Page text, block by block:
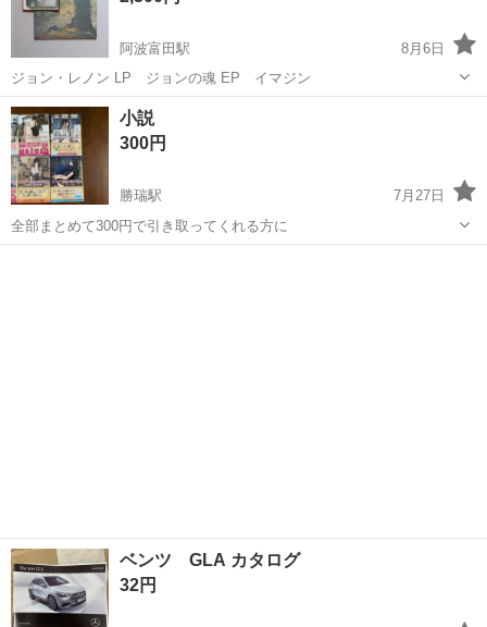
阿波富田駅
8月6日
ジョン・レノン LP ジョンの魂 EP イマジン
徳島 徳島市 阿波富田駅
小説
300円
勝瑞駅
7月27日
全部まとめて300円で引き取ってくれる方に
ベンツ GLA カタログ
32円